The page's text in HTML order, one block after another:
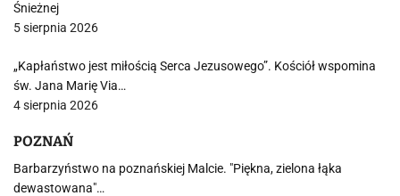
Śnieżnej
5 sierpnia 2026
„Kapłaństwo jest miłością Serca Jezusowego”. Kościół wspomina
św. Jana Marię Via…
4 sierpnia 2026
POZNAŃ
Barbarzyństwo na poznańskiej Malcie. "Piękna, zielona łąka
dewastowana"…